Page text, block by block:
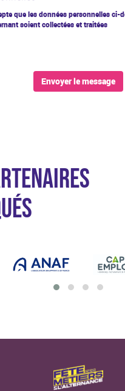
que les données personnelles ci-
soient collectées et traitées
Envoyer le message